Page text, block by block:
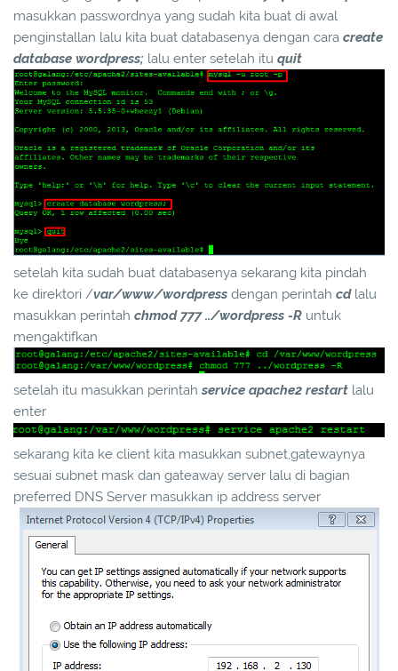
masukkan passwordnya yang sudah kita buat di awal
penginstallan lalu kita buat databasenya dengan cara create
database wordpress; lalu enter setelah itu quit
setelah kita sudah buat databasenya sekarang kita pindah
ke direktori /var/www/wordpress dengan perintah cd lalu
masukkan perintah chmod 777 ../wordpress -R untuk
mengaktifkan
setelah itu masukkan perintahservice apache2 restart lalu
enter
sekarang kita ke client kita masukkan subnet,gatewaynya
sesuai subnet mask dan gateaway server lalu di bagian
preferred DNS Server masukkan ip address server